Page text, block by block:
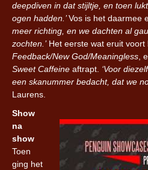
deepdiven in dat stijltje, en toen
ogen hadden.’Vos is het daarmee
meer richting, en we dachten al
zochten.’Het eerste wat eruit voort
Feedback/New God/Meaningless,
Sweet Caffeine aftrapt. ‘Voor
een skanummer bedacht, dat we
Laurens.
Show
na
show
Toen
ging het